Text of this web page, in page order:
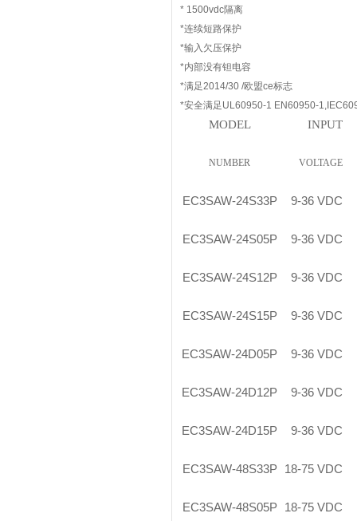
* 1500vdc隔离
*连续短路保护
*输入欠压保护
*内部没有钽电容
*满足2014/30 /欧盟ce标志
*安全满足UL60950-1 EN60950-
MODEL INPUT
NUMBER VOLTAGE
EC3SAW-24S33P 9-36 VDC
EC3SAW-24S05P 9-36 VDC
EC3SAW-24S12P 9-36 VDC
EC3SAW-24S15P 9-36 VDC
EC3SAW-24D05P 9-36 VDC
EC3SAW-24D12P 9-36 VDC
EC3SAW-24D15P 9-36 VDC
EC3SAW-48S33P 18-75 VDC
EC3SAW-48S05P 18-75 VDC